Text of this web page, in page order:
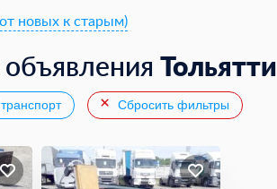
новых к старым)
Тольятти
Сбросить фильтры